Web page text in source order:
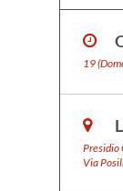
Audio
19
Presidio
Via